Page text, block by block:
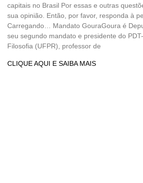
capitais no Brasil Por essas e outras
sua opinião. Então, por favor, responda à
Carregando… Mandato GouraGoura é
seu segundo mandato e presidente do
Filosofia (UFPR), professor de
CLIQUE AQUI E SAIBA MAIS